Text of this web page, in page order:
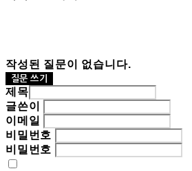
작성된 질문이 없습니다.
질문 쓰기
제목
글쓴이
이메일
비밀번호
비밀번호